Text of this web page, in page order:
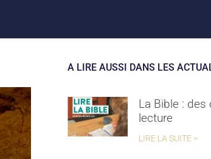
A LIRE AUSSI DANS LES
La Bible : des
lecture
LIRE LA SUITE >